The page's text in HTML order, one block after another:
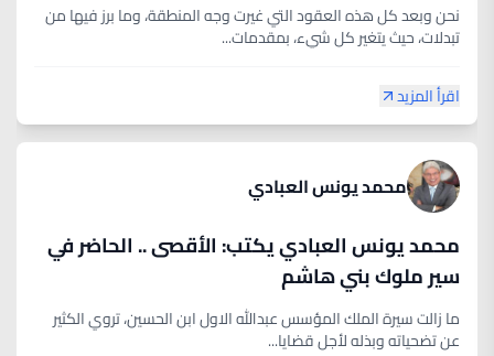
نحن وبعد كل هذه العقود التي غيرت وجه المنطقة، وما برز فيها من
تبدلات، حيث يتغير كل شيء، بمقدمات...
اقرأ المزيد
محمد يونس العبادي
محمد يونس العبادي يكتب: الأقصى .. الحاضر في
سير ملوك بني هاشم
ما زالت سيرة الملك المؤسس عبدالله الاول ابن الحسين، تروي الكثير
عن تضحياته وبذله لأجل قضايا...